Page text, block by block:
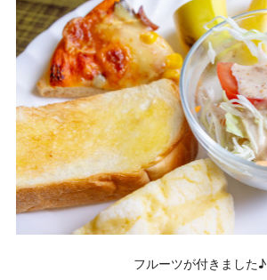
フルーツが付きました♪